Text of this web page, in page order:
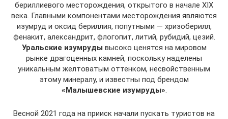
бериллиевого месторождения, открытого в начале XIX
века. Главными компонентами месторождения являются
изумруд и оксид бериллия, попутными — хризоберилл,
фенакит, александрит, флогопит, литий, рубидий, цезий.
Уральские изумруды высоко ценятся на мировом
рынке драгоценных камней, поскольку наделены
уникальным желтоватым оттенком, несвойственным
этому минералу, и известны под брендом
«Малышевские изумруды».
Весной 2021 года на прииск начали пускать туристов на